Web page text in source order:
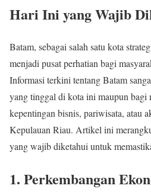
Hari Ini yang Wajib
Batam, sebagai salah satu kota
menjadi pusat perhatian bagi
Informasi terkini tentang Batam
yang tinggal di kota ini maupun bagi
kepentingan bisnis, pariwisata, atau
Kepulauan Riau. Artikel ini
yang wajib diketahui untuk
1. Perkembangan